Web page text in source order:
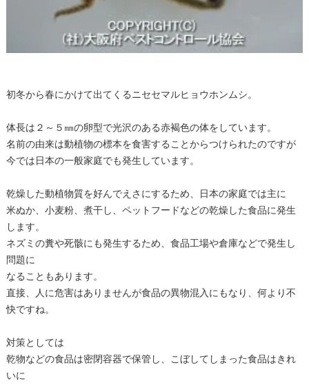
初冬から春にかけて出てくるニセセマルヒョウホンムシ。
体長は２～５㎜の卵型で光沢のある赤褐色の体をしています。
名前の由来は動植物の標本を食害することからつけられたのですが
今では日本の一般家庭でも発生しています。
乾燥した動植物質を好んでえさにするため、日本の家庭では主に
米ぬか、小麦粉、煮干し、ペットフードなどの乾燥した食品に発生
します。
ネズミの糞や死骸にも発生するため、食品工場や倉庫などで発生し
問題に
なることもあります。
直接、人に危害はありませんが食品の異物混入にもなり、何より不
快ですね。
対策としては
乾物などの食品は密閉容器で保管し、こぼしてしまった食品はきれ
いに